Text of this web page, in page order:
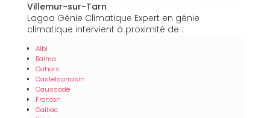
Villemur-sur-Tarn
Lagoa Génie Climatique Expert en génie
climatique intervient à proximité de :
Albi
Balma
Cahors
Castelsarrasin
Caussade
Fronton
Gaillac